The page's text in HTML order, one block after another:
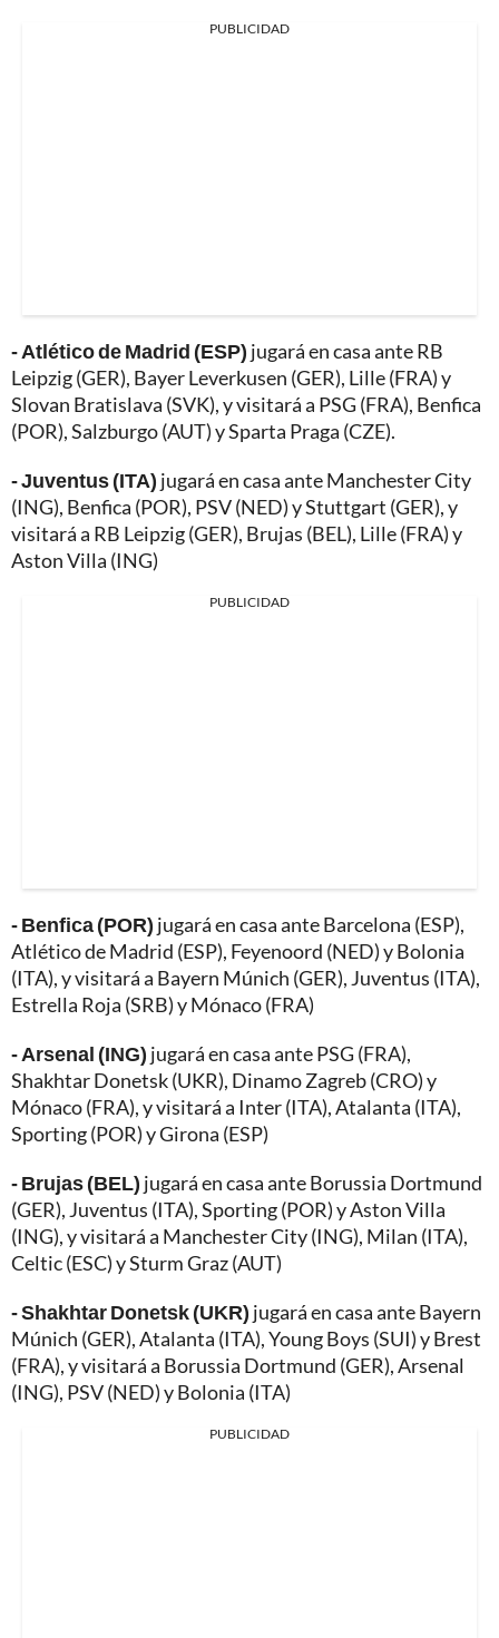
PUBLICIDAD
- Atlético de Madrid (ESP) jugará en casa ante RB
Leipzig (GER), Bayer Leverkusen (GER), Lille (FRA) y
Slovan Bratislava (SVK), y visitará a PSG (FRA), Benfica
(POR), Salzburgo (AUT) y Sparta Praga (CZE).
- Juventus (ITA) jugará en casa ante Manchester City
(ING), Benfica (POR), PSV (NED) y Stuttgart (GER), y
visitará a RB Leipzig (GER), Brujas (BEL), Lille (FRA) y
Aston Villa (ING)
PUBLICIDAD
- Benfica (POR) jugará en casa ante Barcelona (ESP),
Atlético de Madrid (ESP), Feyenoord (NED) y Bolonia
(ITA), y visitará a Bayern Múnich (GER), Juventus (ITA),
Estrella Roja (SRB) y Mónaco (FRA)
- Arsenal (ING) jugará en casa ante PSG (FRA),
Shakhtar Donetsk (UKR), Dinamo Zagreb (CRO) y
Mónaco (FRA), y visitará a Inter (ITA), Atalanta (ITA),
Sporting (POR) y Girona (ESP)
- Brujas (BEL) jugará en casa ante Borussia Dortmund
(GER), Juventus (ITA), Sporting (POR) y Aston Villa
(ING), y visitará a Manchester City (ING), Milan (ITA),
Celtic (ESC) y Sturm Graz (AUT)
- Shakhtar Donetsk (UKR) jugará en casa ante Bayern
Múnich (GER), Atalanta (ITA), Young Boys (SUI) y Brest
(FRA), y visitará a Borussia Dortmund (GER), Arsenal
(ING), PSV (NED) y Bolonia (ITA)
PUBLICIDAD